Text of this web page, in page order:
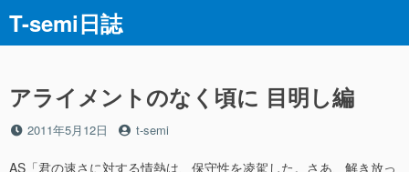
テ
ツ
ス
T-semi日誌
アライメントのなく頃に 目明し編
投
日
2011年5月12日
投
者
t-semi
AS「君の速さに対する情熱は、保守性を凌駕した。さあ、解き放っ